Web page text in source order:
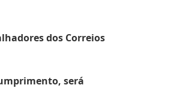
dos Correios
será